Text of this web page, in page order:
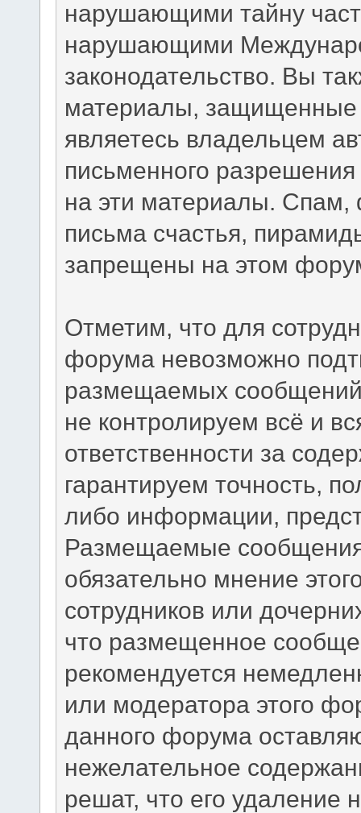
нарушающими тайну
нарушающими
законодательство. Вы
материалы, защищенные
являетесь владельцем
письменного
на эти материалы.
письма счастья,
запрещены на этом
Отметим, что для
форума невозможно
размещаемых
не контролируем всё и
ответственности за
гарантируем точность,
либо информации,
Размещаемые
обязательно мнение
сотрудников или
что размещенное
рекомендуется
или модератора этого
данного форума
нежелательное
решат, что его удаление